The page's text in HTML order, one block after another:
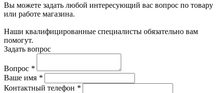
Вы можете задать любой интересующий вас вопрос по товару
или работе магазина.
Наши квалифицированные специалисты обязательно вам
помогут.
Задать вопрос
Вопрос *
Ваше имя *
Контактный телефон *